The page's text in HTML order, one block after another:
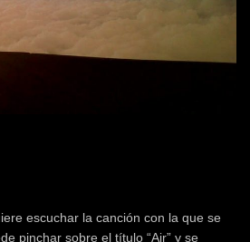
escuchar la canción con la que se
pinchar sobre el título “Air” y se